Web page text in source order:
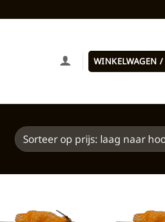
WINKELWAGEN /